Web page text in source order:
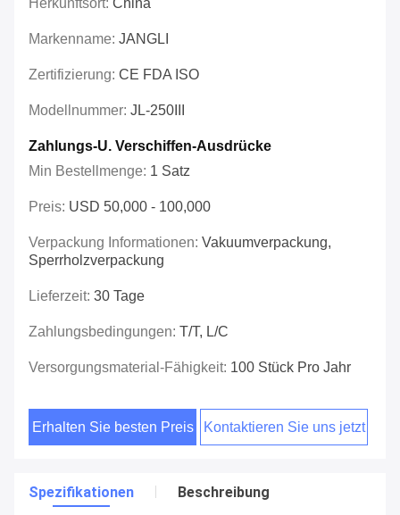
Herkunftsort: China
Markenname: JANGLI
Zertifizierung: CE FDA ISO
Modellnummer: JL-250III
Zahlungs-U. Verschiffen-Ausdrücke
Min Bestellmenge: 1 Satz
Preis: USD 50,000 - 100,000
Verpackung Informationen: Vakuumverpackung,
Sperrholzverpackung
Lieferzeit: 30 Tage
Zahlungsbedingungen: T/T, L/C
Versorgungsmaterial-Fähigkeit: 100 Stück Pro Jahr
Erhalten Sie besten Preis Kontaktieren Sie uns jetzt
Spezifikationen Beschreibung